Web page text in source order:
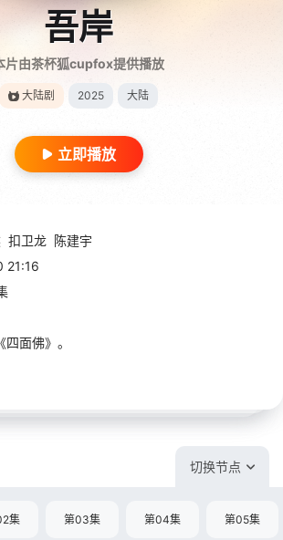
吾岸
片由茶杯狐cupfox提供播放
大陆剧 2025 大陆
立即播放
扣卫龙 陈建宇
21:16
面佛》。
切换节点
集 第03集 第04集 第05集